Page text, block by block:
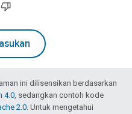
ini dilisensikan berdasarkan
4.0, sedangkan contoh kode
2.0. Untuk mengetahui